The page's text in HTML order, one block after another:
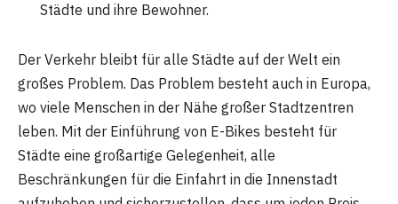
Städte und ihre Bewohner.
Der Verkehr bleibt für alle Städte auf der Welt ein
großes Problem. Das Problem besteht auch in Europa,
wo viele Menschen in der Nähe großer Stadtzentren
leben. Mit der Einführung von E-Bikes besteht für
Städte eine großartige Gelegenheit, alle
Beschränkungen für die Einfahrt in die Innenstadt